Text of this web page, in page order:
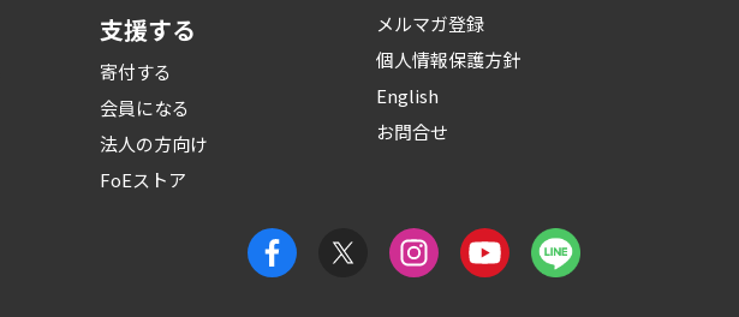
支援する
寄付する
会員になる
法人の方向け
FoEストア
メルマガ登録
個人情報保護方針
English
お問合せ